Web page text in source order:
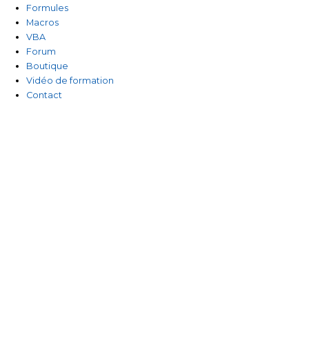
Formules
Macros
VBA
Forum
Boutique
Vidéo de formation
Contact